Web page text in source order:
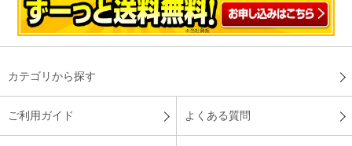
介護施設に入居している暑がりの母へプレゼントとして購入。
使用前、洗濯したときからヒンヤリ感を感じました。これから
の季節にピッタリ！なにより三点セット、頭、身体の両面から
冷やせるのは良いと思います！
（長崎県60代N.M様）
夏場も快適に使用できると思います！
カテゴリから探す
ご利用ガイド よくある質問